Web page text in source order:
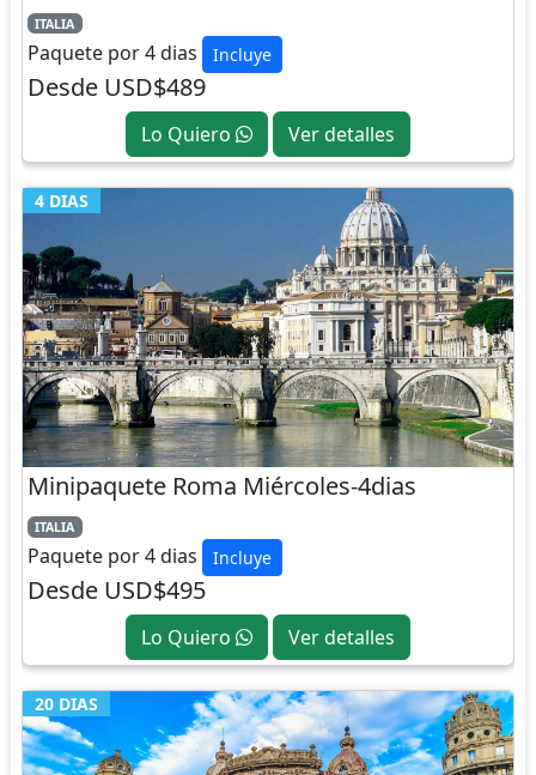
ITALIA
Paquete por 4 dias Incluye
Desde USD$489
Lo Quiero Ver detalles
4 DIAS
Minipaquete Roma Miércoles-4dias
ITALIA
Paquete por 4 dias Incluye
Desde USD$495
Lo Quiero Ver detalles
20 DIAS